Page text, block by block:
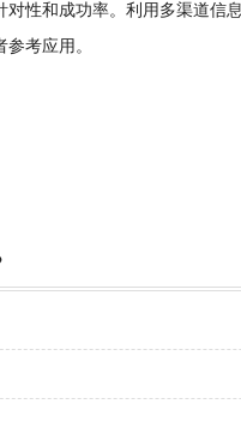
性和成功率。利用多渠道信
考应用。